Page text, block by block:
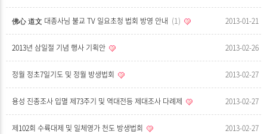
佛心 道文 대종사님 불교 TV 일요초청 법회 방영 안내 1 2013-01-21
2013년 삼일절 기념 행사 기획안 2013-02-26
정월 정초7일기도 및 정월 방생법회 2013-02-27
용성 진종조사 입멸 제73주기 및 역대전등 제대조사 다례제 2013-02-27
제102회 수륙대제 및 일체영가 천도 방생법회 2013-02-27